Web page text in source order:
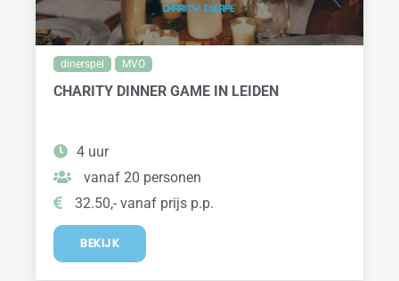
dinerspel MVO
CHARITY DINNER GAME IN LEIDEN
4 uur
vanaf 20 personen
32.50,- vanaf prijs p.p.
BEKIJK